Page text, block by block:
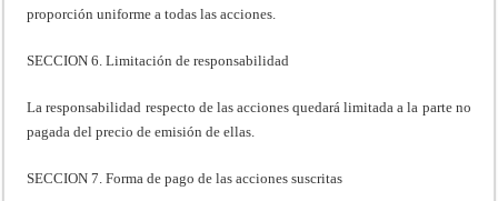
proporción uniforme a todas las acciones.
SECCION 6. Limitación de responsabilidad
La responsabilidad respecto de las acciones quedará limitada a la parte no
pagada del precio de emisión de ellas.
SECCION 7. Forma de pago de las acciones suscritas